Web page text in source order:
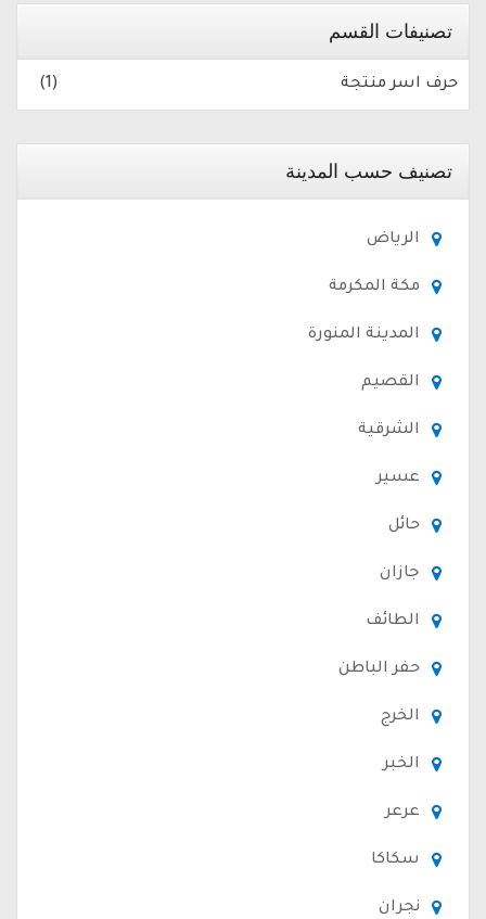
تصنيفات القسم
حرف اسر منتجة (1)
تصنيف حسب المدينة
الرياض
مكة المكرمة
المدينة المنورة
القصيم
الشرقية
عسير
حائل
جازان
الطائف
حفر الباطن
الخرج
الخبر
عرعر
سكاكا
نجران